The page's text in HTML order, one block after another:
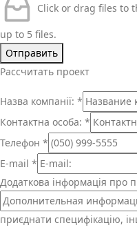
Click or drag files to
up to 5 files.
Отправить
Рассчитать проект
Назва компанії: *
Контактна особа: *
Телефон *
E-mail *
Додаткова інформація про
приєднати специфікацію,